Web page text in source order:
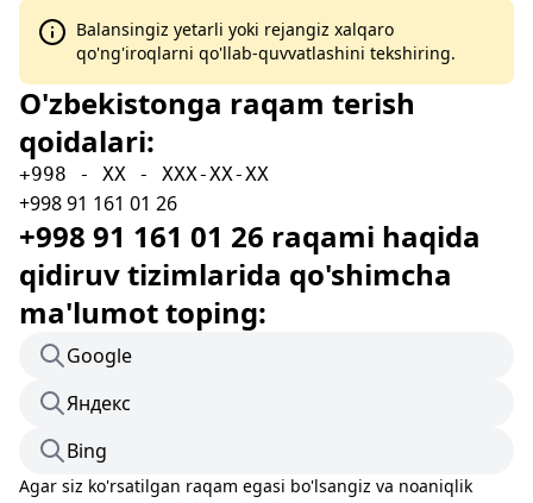
Balansingiz yetarli yoki rejangiz xalqaro
qo'ng'iroqlarni qo'llab-quvvatlashini tekshiring.
O'zbekistonga raqam terish
qoidalari:
+998 - XX - XXX-XX-XX
+998 91 161 01 26
+998 91 161 01 26 raqami haqida
qidiruv tizimlarida qo'shimcha
ma'lumot toping:
Google
Яндекс
Bing
Agar siz ko'rsatilgan raqam egasi bo'lsangiz va noaniqlik